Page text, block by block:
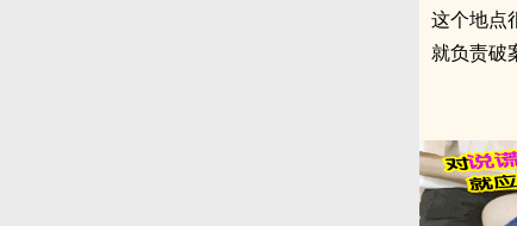
这个地点
就负责破